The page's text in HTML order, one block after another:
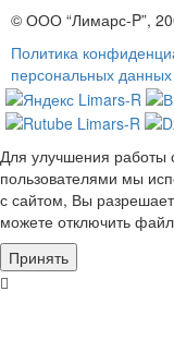
© ООО “Лимарс-P”,
Политика
персональных данных
Для улучшения работы
пользователями мы
с сайтом, Вы
можете отключить
Принять